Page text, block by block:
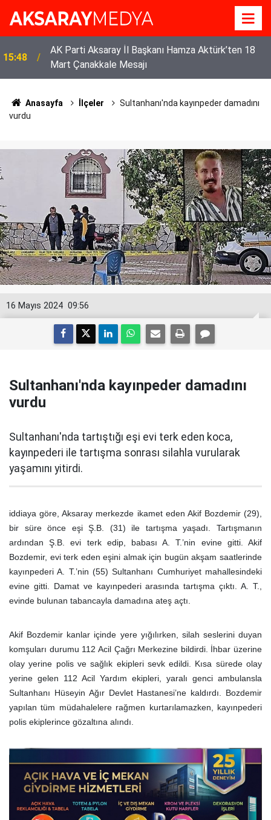
AK Parti Aksaray İl Başkanı Hamza Aktürk’ten 18
Mart Çanakkale Mesajı
14:33
Eskil’in Dürüst Esnafı: Özcan Ceylan Borçlarını
Ödeyerek Güven Tazeledi
Anasayfa İlçeler
Sultanhanı'nda kayınpeder damadını
vurdu
09:56
16 Mayıs 2024
Sultanhanı'nda kayınpeder damadını
vurdu
Sultanhanı'nda tartıştığı eşi evi terk eden koca,
kayınpederi ile tartışma sonrası silahla vurularak
yaşamını yitirdi.
iddiaya göre, Aksaray merkezde ikamet eden Akif Bozdemir (29),
bir süre önce eşi Ş.B. (31) ile tartışma yaşadı. Tartışmanın
ardından Ş.B. evi terk edip, babası A. T.’nin evine gitti. Akif
Bozdemir, evi terk eden eşini almak için bugün akşam saatlerinde
kayınpederi A. T.’nin (55) Sultanhanı Cumhuriyet mahallesindeki
evine gitti. Damat ve kayınpederi arasında tartışma çıktı. A. T.,
evinde bulunan tabancayla damadına ateş açtı.
Akif Bozdemir kanlar içinde yere yığılırken, silah seslerini duyan
komşuları durumu 112 Acil Çağrı Merkezine bildirdi. İhbar üzerine
olay yerine polis ve sağlık ekipleri sevk edildi. Kısa sürede olay
yerine gelen 112 Acil Yardım ekipleri, yaralı genci ambulansla
Sultanhanı Hüseyin Ağır Devlet Hastanesi’ne kaldırdı. Bozdemir
yapılan tüm müdahalelere rağmen kurtarılamazken, kayınpederi
polis ekiplerince gözaltına alındı.